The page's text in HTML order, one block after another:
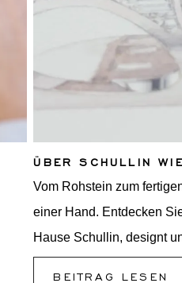
ÜBER SCHULLIN
Vom Rohstein zum
einer Hand. Entdecken
Hause Schullin, designt
BEITRAG LESEN